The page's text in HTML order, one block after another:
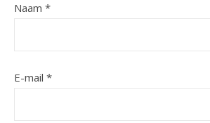
Naam *
E-mail *